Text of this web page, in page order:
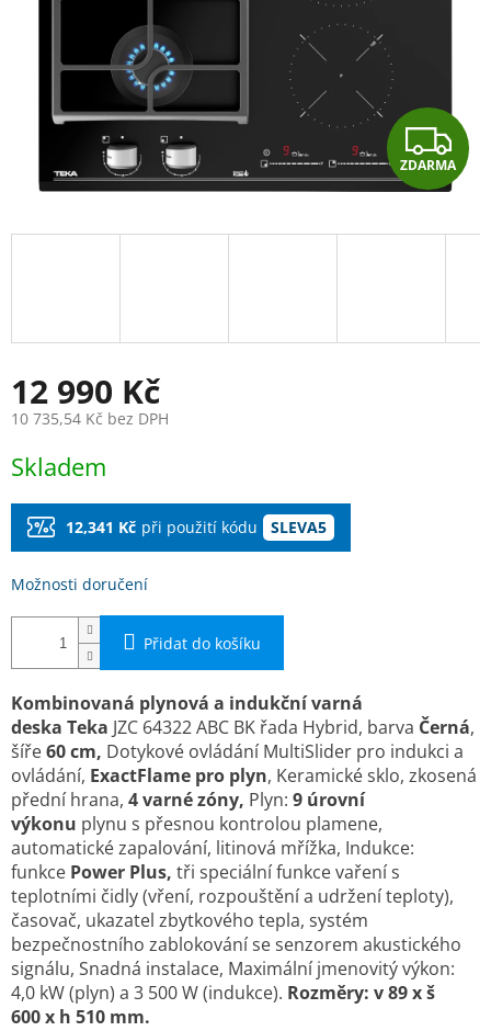
Z
D
A
ZDARMA
12 990 Kč
10 735,54 Kč bez DPH
cena:
Skladem
12,341 Kč při použití kódu SLEVA5
Možnosti doručení
Přidat do košíku
Kombinovaná plynová a indukční varná
deska Teka JZC 64322 ABC BK řada Hybrid, barva Černá,
šíře60 cm, Dotykové ovládání MultiSlider pro indukci a
ovládání, ExactFlame pro plyn, Keramické sklo, zkosená
přední hrana, 4 varné zóny, Plyn: 9 úrovní
výkonu plynu s přesnou kontrolou plamene,
automatické zapalování, litinová mřížka, Indukce:
funkce Power Plus, tři speciální funkce vaření s
teplotními čidly (vření, rozpouštění a udržení teploty),
časovač, ukazatel zbytkového tepla, systém
bezpečnostního zablokování se senzorem akustického
signálu, Snadná instalace, Maximální jmenovitý výkon:
4,0 kW (plyn) a 3 500 W (indukce). Rozměry: v 89 x š
600 x h 510 mm.